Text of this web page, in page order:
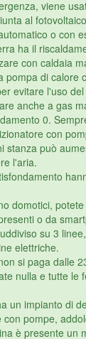
viene
al
o con
ha il
con caldaia
pompa di calore
evitare l'uso
anche a gas
0.
con
stanza può
l'aria.
domotici,
o da
su 3
elettriche.
si paga dalle
nulla e tutte le
un impianto di
con pompe,
è presente un